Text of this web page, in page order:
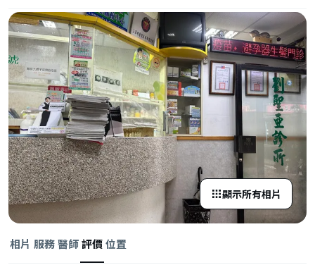
顯示所有相片
相片 服務醫師評價位置